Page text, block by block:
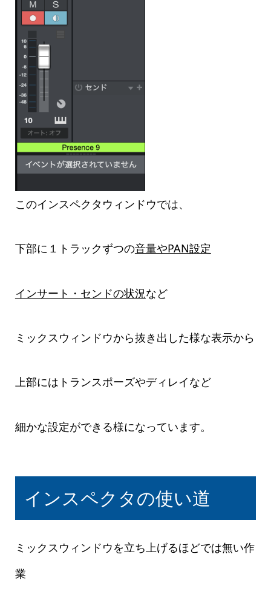
このインスペクタウィンドウでは、
下部に１トラックずつの音量やPAN設定
インサート・センドの状況など
ミックスウィンドウから抜き出した様な表示から
上部にはトランスポーズやディレイなど
細かな設定ができる様になっています。
インスペクタの使い道
ミックスウィンドウを立ち上げるほどでは無い作
業